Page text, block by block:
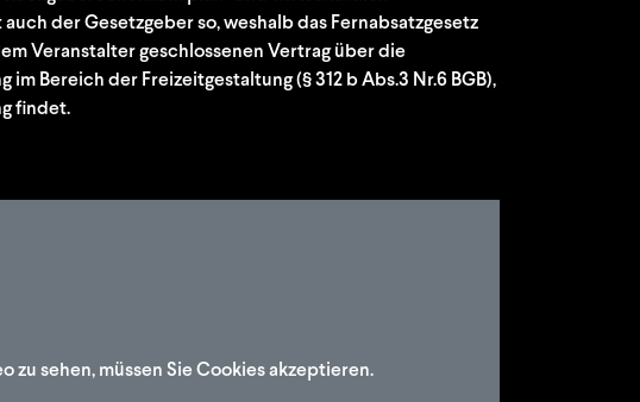
der Gesetzgeber so, weshalb das Fernabsatzgesetz
Veranstalter geschlossenen Vertrag über die
im Bereich der Freizeitgestaltung (§ 312 b Abs.3 Nr.6 BGB),
findet.
zu sehen, müssen Sie Cookies akzeptieren.